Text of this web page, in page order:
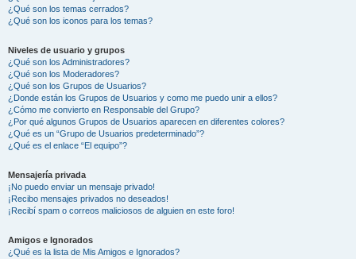
¿Qué son los temas cerrados?
¿Qué son los iconos para los temas?
Niveles de usuario y grupos
¿Qué son los Administradores?
¿Qué son los Moderadores?
¿Qué son los Grupos de Usuarios?
¿Donde están los Grupos de Usuarios y como me puedo unir a ellos?
¿Cómo me convierto en Responsable del Grupo?
¿Por qué algunos Grupos de Usuarios aparecen en diferentes colores?
¿Qué es un “Grupo de Usuarios predeterminado”?
¿Qué es el enlace “El equipo”?
Mensajería privada
¡No puedo enviar un mensaje privado!
¡Recibo mensajes privados no deseados!
¡Recibí spam o correos maliciosos de alguien en este foro!
Amigos e Ignorados
¿Qué es la lista de Mis Amigos e Ignorados?